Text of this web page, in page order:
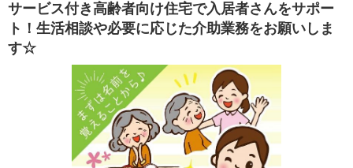
サービス付き高齢者向け住宅で入居者さんをサポー
ト！生活相談や必要に応じた介助業務をお願いしま
す☆